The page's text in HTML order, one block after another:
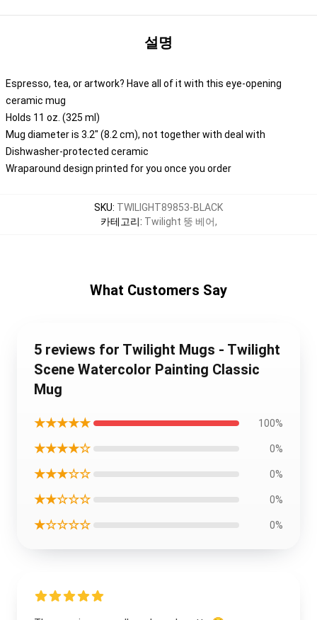
설명
Espresso, tea, or artwork? Have all of it with this eye-opening
ceramic mug
Holds 11 oz. (325 ml)
Mug diameter is 3.2" (8.2 cm), not together with deal with
Dishwasher-protected ceramic
Wraparound design printed for you once you order
SKU: TWILIGHT89853-BLACK
카테고리: Twilight 뚱 베어,
What Customers Say
5 reviews for Twilight Mugs - Twilight
Scene Watercolor Painting Classic
Mug
★★★★★ 100%
★★★★☆ 0%
★★★☆☆ 0%
★★☆☆☆ 0%
★☆☆☆☆ 0%